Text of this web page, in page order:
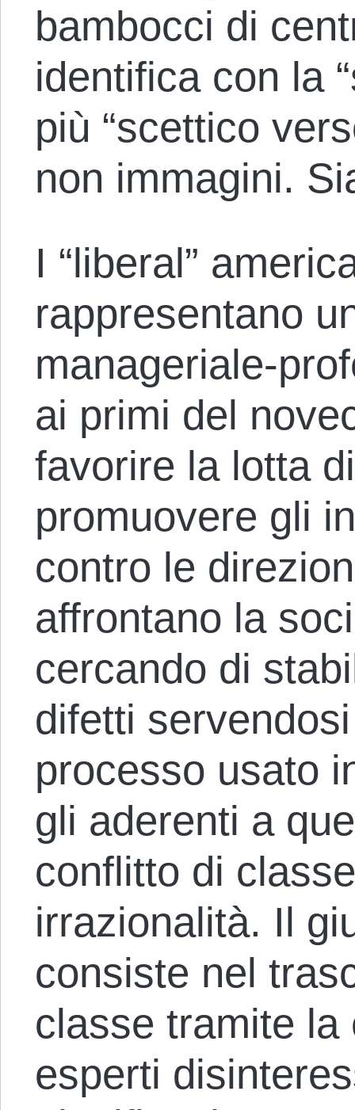
bambocci di
identifica con la
più “scettico
non immagini.
I “liberal”
rappresentano
manageriale-
ai primi del
favorire la lotta
promuovere gli
contro le
affrontano la
cercando di
difetti
processo usato
gli aderenti a
conflitto di
irrazionalità. Il
consiste nel
classe tramite
esperti